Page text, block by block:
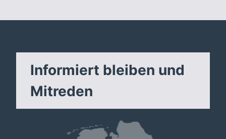
Informiert bleiben und
Mitreden